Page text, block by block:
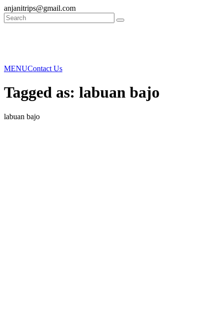
anjanitrips@gmail.com
MENUContact Us
Tagged as: labuan bajo
labuan bajo